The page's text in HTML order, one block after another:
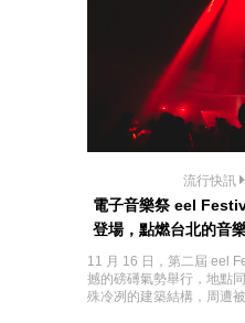
流行快訊
電子音樂祭 eel
登場，點燃台北的音
11 月 16 日，第二屆 eel
撼的磅礡氣勢舉行，地點
殊冷冽的建築結構，周遭